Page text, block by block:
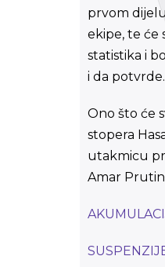
prvom
ekipe, te će
statistika i
i da potvrde.
Ono što će
stopera
utakmicu
Amar